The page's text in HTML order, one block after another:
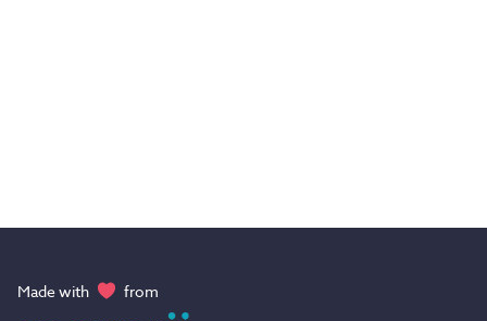
Made with from